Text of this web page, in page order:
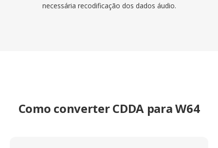
necessária recodificação dos dados áudio.
Como converter CDDA para W64